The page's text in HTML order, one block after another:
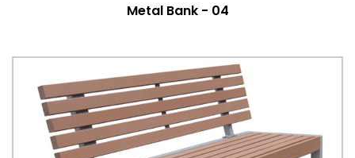
Metal Bank - 04